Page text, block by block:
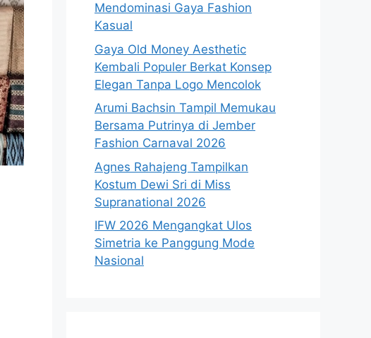
Mendominasi Gaya Fashion
Kasual
Gaya Old Money Aesthetic
Kembali Populer Berkat Konsep
Elegan Tanpa Logo Mencolok
Arumi Bachsin Tampil Memukau
Bersama Putrinya di Jember
Fashion Carnaval 2026
Agnes Rahajeng Tampilkan
Kostum Dewi Sri di Miss
Supranational 2026
IFW 2026 Mengangkat Ulos
Simetria ke Panggung Mode
Nasional